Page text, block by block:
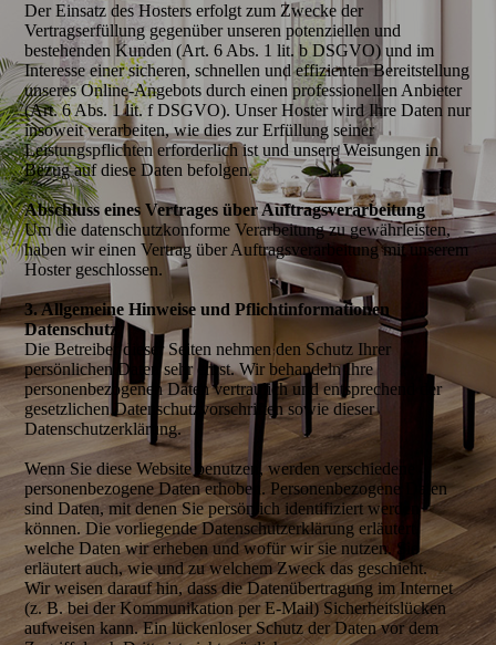
Der Einsatz des Hosters erfolgt zum Zwecke der
Vertragserfüllung gegenüber unseren potenziellen und
bestehenden Kunden (Art. 6 Abs. 1 lit. b DSGVO) und im
Interesse einer sicheren, schnellen und effizienten Bereitstellung
unseres Online-Angebots durch einen professionellen Anbieter
(Art. 6 Abs. 1 lit. f DSGVO). Unser Hoster wird Ihre Daten nur
insoweit verarbeiten, wie dies zur Erfüllung seiner
Leistungspflichten erforderlich ist und unsere Weisungen in
Bezug auf diese Daten befolgen.
Abschluss eines Vertrages über Auftragsverarbeitung
Um die datenschutzkonforme Verarbeitung zu gewährleisten,
haben wir einen Vertrag über Auftragsverarbeitung mit unserem
Hoster geschlossen.
3. Allgemeine Hinweise und Pflichtinformationen
Datenschutz
Die Betreiber dieser Seiten nehmen den Schutz Ihrer
persönlichen Daten sehr ernst. Wir behandeln Ihre
personenbezogenen Daten vertraulich und entsprechend der
gesetzlichen Datenschutzvorschriften sowie dieser
Datenschutzerklärung.
Wenn Sie diese Website benutzen, werden verschiedene
personenbezogene Daten erhoben. Personenbezogene Daten
sind Daten, mit denen Sie persönlich identifiziert werden
können. Die vorliegende Datenschutzerklärung erläutert,
welche Daten wir erheben und wofür wir sie nutzen. Sie
erläutert auch, wie und zu welchem Zweck das geschieht.
Wir weisen darauf hin, dass die Datenübertragung im Internet
(z. B. bei der Kommunikation per E-Mail) Sicherheitslücken
aufweisen kann. Ein lückenloser Schutz der Daten vor dem